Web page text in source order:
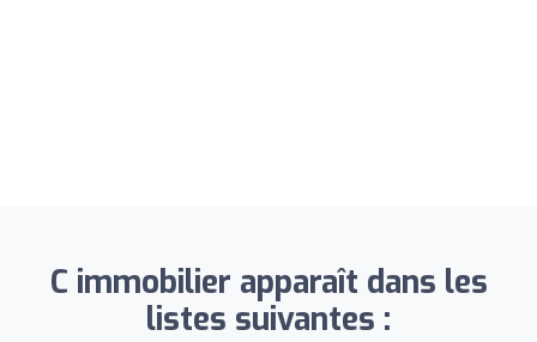
C immobilier apparaît dans les
listes suivantes :